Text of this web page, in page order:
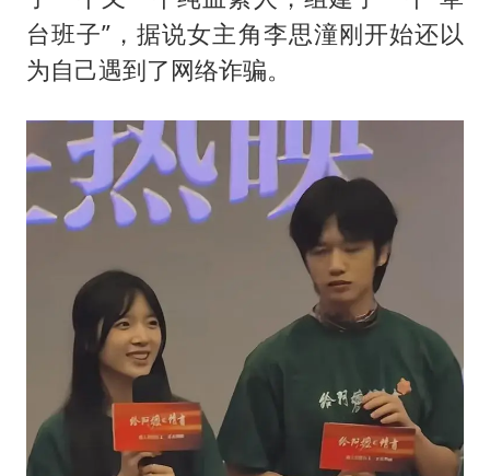
台班子”，据说女主角李思潼刚开始还以
为自己遇到了网络诈骗。